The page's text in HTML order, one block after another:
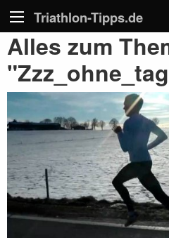
Triathlon-Tipps.de
Alles zum